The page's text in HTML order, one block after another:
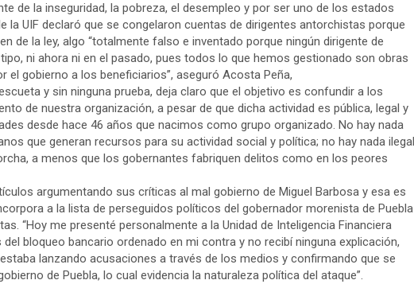
de la inseguridad, la pobreza, el desempleo y por ser uno de los estados
la UIF declaró que se congelaron cuentas de dirigentes antorchistas porque
de la ley, algo “totalmente falso e inventado porque ningún dirigente de
ni ahora ni en el pasado, pues todos lo que hemos gestionado son obras
gobierno a los beneficiarios”, aseguró Acosta Peña,
y sin ninguna prueba, deja claro que el objetivo es confundir a los
de nuestra organización, a pesar de que dicha actividad es pública, legal y
desde hace 46 años que nacimos como grupo organizado. No hay nada
que generan recursos para su actividad social y política; no hay nada ilegal
a menos que los gobernantes fabriquen delitos como en los peores
argumentando sus críticas al mal gobierno de Miguel Barbosa y esa es
a la lista de perseguidos políticos del gobernador morenista de Puebla
“Hoy me presenté personalmente a la Unidad de Inteligencia Financiera
bloqueo bancario ordenado en mi contra y no recibí ninguna explicación,
lanzando acusaciones a través de los medios y confirmando que se
de Puebla, lo cual evidencia la naturaleza política del ataque”.